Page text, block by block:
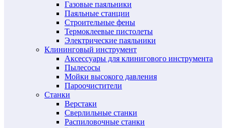
Газовые паяльники
Паяльные станции
Строительные фены
Термоклеевые пистолеты
Электрические паяльники
Клининговый инструмент
Аксессуары для клинигового инструмента
Пылесосы
Мойки высокого давления
Пароочистители
Станки
Верстаки
Сверлильные станки
Распиловочные станки